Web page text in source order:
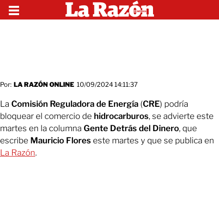
Por: LA RAZÓN ONLINE 10/09/2024 14:11:37
La Comisión Reguladora de Energía (CRE) podría
bloquear el comercio de hidrocarburos, se advierte este
martes en la columna Gente Detrás del Dinero, que
escribe Mauricio Flores este martes y que se publica en
La Razón.